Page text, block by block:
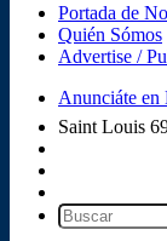
Portada de
Quién Sómos
Advertise /
Anunciáte
Saint Louis
skin